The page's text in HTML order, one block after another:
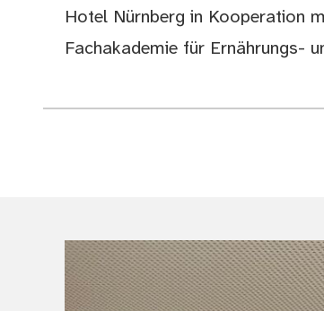
Hotel Nürnberg in Kooperation
Fachakademie für Ernährungs-